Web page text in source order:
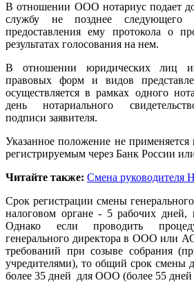
В отношении ООО нотариус подает
службу не позднее следующего
предоставления ему протокола о
результатах голосования на нем.
В отношении юридических лиц
правовых форм и видов
осуществляется в рамках одного
день нотариального
подписи заявителя.
Указанное положение не
регистрируемым через Банк России
Читайте также: Смена руководителя
Срок регистрации смены
налоговом органе - 5 рабочих
Однако если проводить
генерального директора в ООО или
требований при созыве собрания
учредителями), то общий срок смены
более 35 дней для ООО (более 55